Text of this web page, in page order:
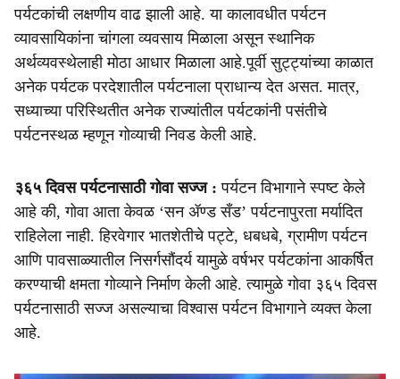
पर्यटकांची लक्षणीय वाढ झाली आहे. या कालावधीत पर्यटन
व्यावसायिकांना चांगला व्यवसाय मिळाला असून स्थानिक
अर्थव्यवस्थेलाही मोठा आधार मिळाला आहे.पूर्वी सुट्ट्यांच्या काळात
अनेक पर्यटक परदेशातील पर्यटनाला प्राधान्य देत असत. मात्र,
सध्याच्या परिस्थितीत अनेक राज्यांतील पर्यटकांनी पसंतीचे
पर्यटनस्थळ म्हणून गोव्याची निवड केली आहे.
३६५ दिवस पर्यटनासाठी गोवा सज्ज : पर्यटन विभागाने स्पष्ट केले
आहे की, गोवा आता केवळ ‘सन ॲण्‍ड सँड’ पर्यटनापुरता मर्यादित
राहिलेला नाही. हिरवेगार भातशेतीचे पट्टे, धबधबे, ग्रामीण पर्यटन
आणि पावसाळ्यातील निसर्गसौंदर्य यामुळे वर्षभर पर्यटकांना आकर्षित
करण्याची क्षमता गोव्याने निर्माण केली आहे. त्यामुळे गोवा ३६५ दिवस
पर्यटनासाठी सज्ज असल्याचा विश्वास पर्यटन विभागाने व्यक्त केला
आहे.